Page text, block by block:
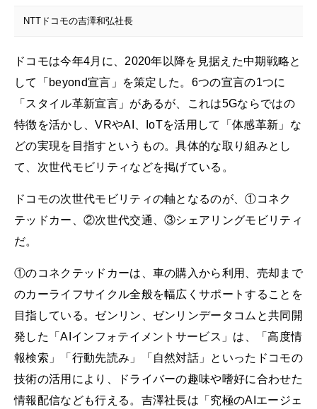
NTTドコモの吉澤和弘社長
ドコモは今年4月に、2020年以降を見据えた中期戦略と
して「beyond宣言」を策定した。6つの宣言の1つに
「スタイル革新宣言」があるが、これは5Gならではの
特徴を活かし、VRやAI、IoTを活用して「体感革新」な
どの実現を目指すというもの。具体的な取り組みとし
て、次世代モビリティなどを掲げている。
ドコモの次世代モビリティの軸となるのが、①コネク
テッドカー、②次世代交通、③シェアリングモビリティ
だ。
①のコネクテッドカーは、車の購入から利用、売却まで
のカーライフサイクル全般を幅広くサポートすることを
目指している。ゼンリン、ゼンリンデータコムと共同開
発した「AIインフォテイメントサービス」は、「高度情
報検索」「行動先読み」「自然対話」といったドコモの
技術の活用により、ドライバーの趣味や嗜好に合わせた
情報配信なども行える。吉澤社長は「究極のAIエージェ